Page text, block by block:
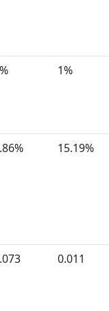
1%
15.19%
0.011